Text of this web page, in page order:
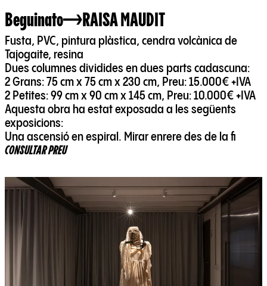
Beguinato RAISA MAUDIT
Fusta, PVC, pintura plàstica, cendra volcànica de
Tajogaite, resina
Dues columnes dividides en dues parts cadascuna:
2 Grans: 75 cm x 75 cm x 230 cm, Preu: 15.000€ +IVA
2 Petites: 99 cm x 90 cm x 145 cm, Preu: 10.000€ +IVA
Aquesta obra ha estat exposada a les següents
exposicions:
Una ascensió en espiral. Mirar enrere des de la fi
CONSULTAR PREU